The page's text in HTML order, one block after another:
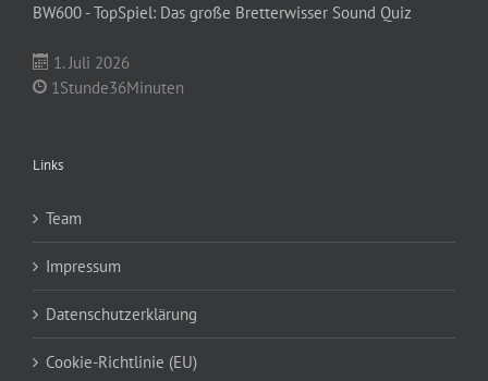
BW600 - TopSpiel: Das große Bretterwisser Sound Quiz
1. Juli 2026
1Stunde36Minuten
Links
Team
Impressum
Datenschutzerklärung
Cookie-Richtlinie (EU)